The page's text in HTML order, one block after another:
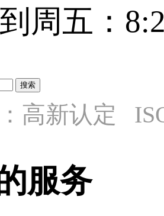
周五：
高新认定
服务